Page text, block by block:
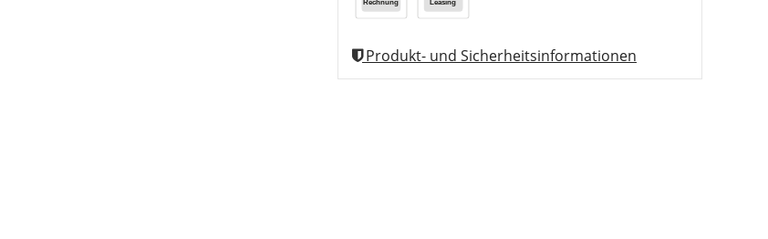
Produkt- und Sicherheitsinformationen